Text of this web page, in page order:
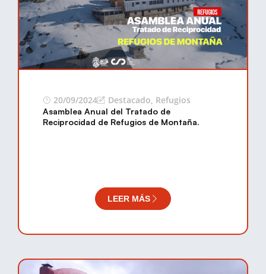
20/09/2024 Destacado, Refugios
Asamblea Anual del Tratado de
Reciprocidad de Refugios de Montaña.
LEER MÁS